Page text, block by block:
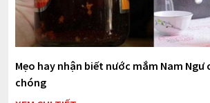
Mẹo hay nhận biết nước mắm Nam Ngư
chóng